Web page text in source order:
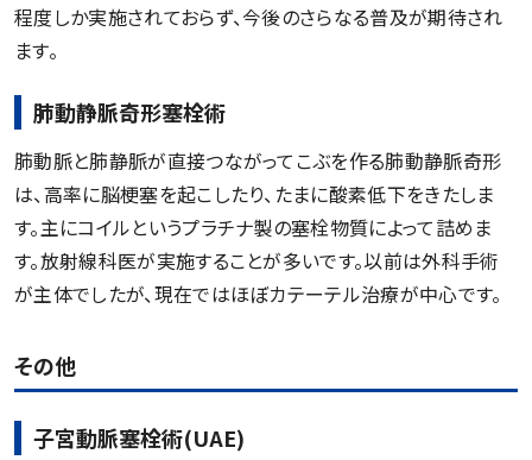
程度しか実施されておらず、今後のさらなる普及が期待され
ます。
肺動静脈奇形塞栓術
肺動脈と肺静脈が直接つながってこぶを作る肺動静脈奇形
は、高率に脳梗塞を起こしたり、たまに酸素低下をきたしま
す。主にコイルというプラチナ製の塞栓物質によって詰めま
す。放射線科医が実施することが多いです。以前は外科手術
が主体でしたが、現在ではほぼカテーテル治療が中心です。
その他
子宮動脈塞栓術(UAE)